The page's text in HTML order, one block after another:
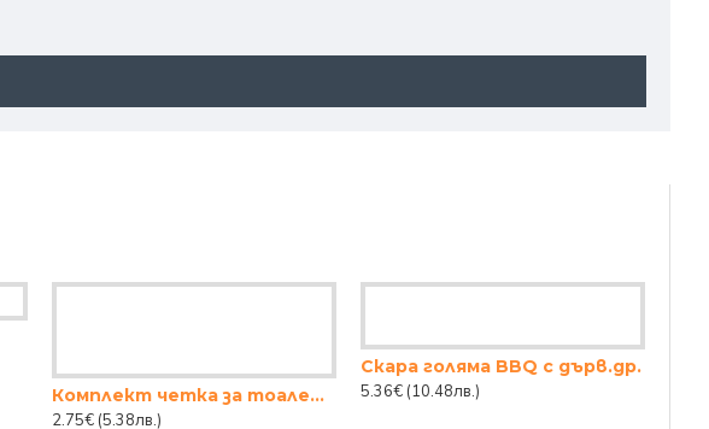
Комплект четка за тоалетна с поставка - бяла с черен надпис
2.75€ (5.38лв.)
Скара голяма BBQ с дърв.др.
5.36€ (10.48лв.)